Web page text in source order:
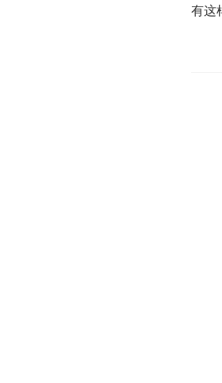
有这